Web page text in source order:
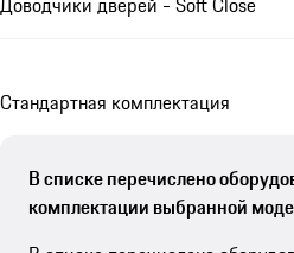
Стандартная комплектация
В списке перечислено
комплектации выбранной